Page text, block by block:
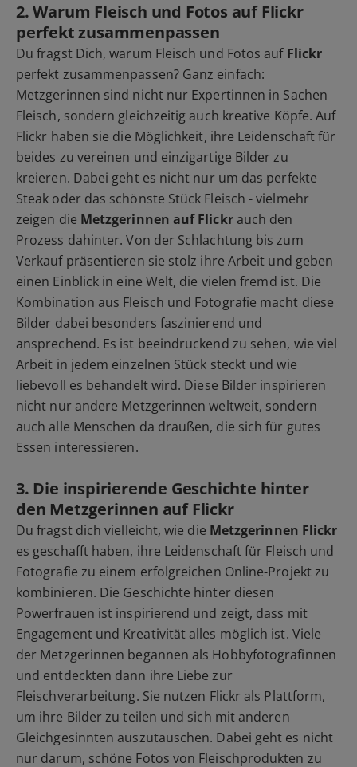
2. Warum Fleisch und Fotos auf Flickr
perfekt zusammenpassen
Du fragst Dich, warum Fleisch und Fotos aufFlickr
perfekt zusammenpassen? Ganz einfach:
Metzgerinnen sind nicht nur Expertinnen in Sachen
Fleisch, sondern gleichzeitig auch kreative Köpfe. Auf
Flickr haben sie die Möglichkeit, ihre Leidenschaft für
beides zu vereinen und einzigartige Bilder zu
kreieren. Dabei geht es nicht nur um das perfekte
Steak oder das schönste Stück Fleisch - vielmehr
zeigen die Metzgerinnen auf Flickrauch den
Prozess dahinter. Von der Schlachtung bis zum
Verkauf präsentieren sie stolz ihre Arbeit und geben
einen Einblick in eine Welt, die vielen fremd ist. Die
Kombination aus Fleisch und Fotografie macht diese
Bilder dabei besonders faszinierend und
ansprechend. Es ist beeindruckend zu sehen, wie viel
Arbeit in jedem einzelnen Stück steckt und wie
liebevoll es behandelt wird. Diese Bilder inspirieren
nicht nur andere Metzgerinnen weltweit, sondern
auch alle Menschen da draußen, die sich für gutes
Essen interessieren.
3. Die inspirierende Geschichte hinter
den Metzgerinnen auf Flickr
Du fragst dich vielleicht, wie die Metzgerinnen Flickr
es geschafft haben, ihre Leidenschaft für Fleisch und
Fotografie zu einem erfolgreichen Online-Projekt zu
kombinieren. Die Geschichte hinter diesen
Powerfrauen ist inspirierend und zeigt, dass mit
Engagement und Kreativität alles möglich ist. Viele
der Metzgerinnen begannen als Hobbyfotografinnen
und entdeckten dann ihre Liebe zur
Fleischverarbeitung. Sie nutzen Flickr als Plattform,
um ihre Bilder zu teilen und sich mit anderen
Gleichgesinnten auszutauschen. Dabei geht es nicht
nur darum, schöne Fotos von Fleischprodukten zu